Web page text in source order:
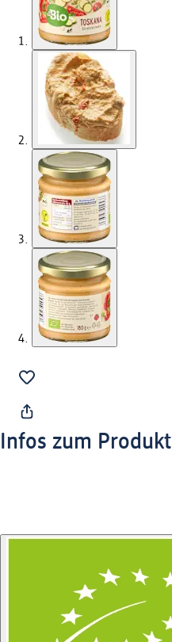
Infos zum Produkt